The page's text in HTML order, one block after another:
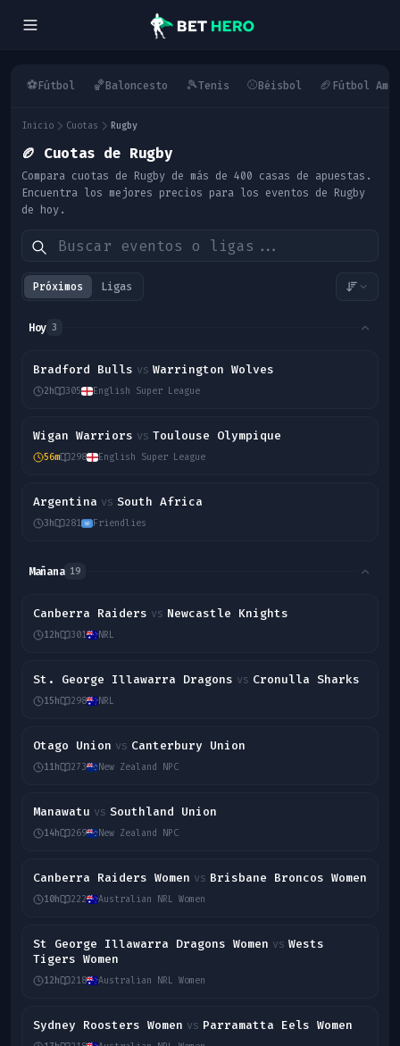
⚽Fútbol 🏀Baloncesto 🎾Tenis ⚾Béisbol 🏈Fútbol
Inicio Cuotas Rugby
🏉 Cuotas de Rugby
Compara cuotas de Rugby de más de 400 casas de apuestas.
Encuentra los mejores precios para los eventos de Rugby
de hoy.
Próximos Ligas
Hoy 3
Bradford Bulls vs Warrington Wolves
2h 305 English Super League
Wigan Warriors vs Toulouse Olympique
56m 298 English Super League
Argentina vs South Africa
3h 281 Friendlies
Mañana 19
Canberra Raiders vs Newcastle Knights
12h 301 NRL
St. George Illawarra Dragons vs Cronulla Sharks
15h 298 NRL
Otago Union vs Canterbury Union
11h 273 New Zealand NPC
Manawatu vs Southland Union
14h 269 New Zealand NPC
Canberra Raiders Women vs Brisbane Broncos Women
10h 222 Australian NRL Women
St George Illawarra Dragons Women vs Wests
Tigers Women
12h 218 Australian NRL Women
Sydney Roosters Women vs Parramatta Eels Women